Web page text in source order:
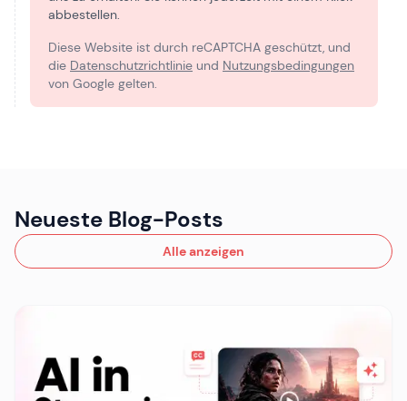
abbestellen.
Diese Website ist durch reCAPTCHA geschützt, und
die Datenschutzrichtlinie und Nutzungsbedingungen
von Google gelten.
Neueste Blog-Posts
Alle anzeigen